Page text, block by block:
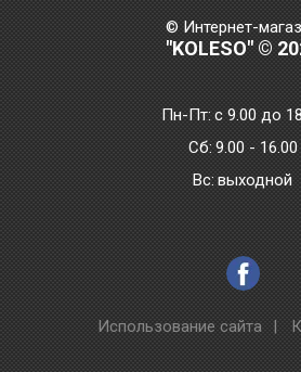
© Интернет-
"KOLESO" ©
Пн-Пт:с 9.00 до
Сб: 9.00 - 16.00
Bc: выходной
Использование сайта |